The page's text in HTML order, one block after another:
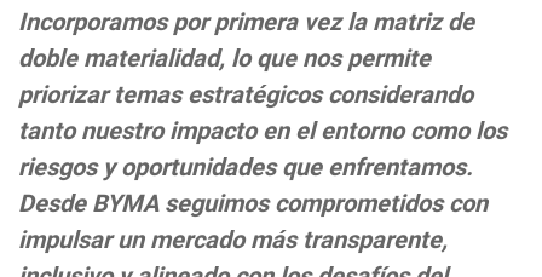
Incorporamos por primera vez la matriz de
doble materialidad, lo que nos permite
priorizar temas estratégicos considerando
tanto nuestro impacto en el entorno como los
riesgos y oportunidades que enfrentamos.
Desde BYMA seguimos comprometidos con
impulsar un mercado más transparente,